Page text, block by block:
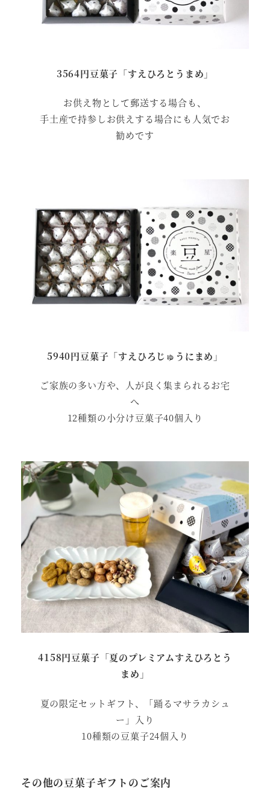
3564円豆菓子「すえひろとうまめ」
お供え物として郵送する場合も、
手土産で持参しお供えする場合にも人気でお
勧めです
5940円豆菓子「すえひろじゅうにまめ」
ご家族の多い方や、人が良く集まられるお宅
へ
12種類の小分け豆菓子40個入り
4158円豆菓子「夏のプレミアムすえひろとう
まめ」
夏の限定セットギフト、「踊るマサラカシュ
ー」入り
10種類の豆菓子24個入り
その他の豆菓子ギフトのご案内